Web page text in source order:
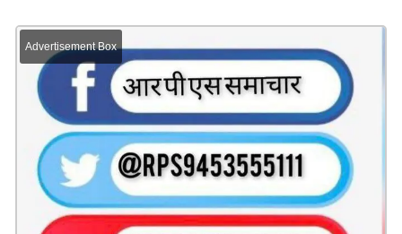
Advertisement Box